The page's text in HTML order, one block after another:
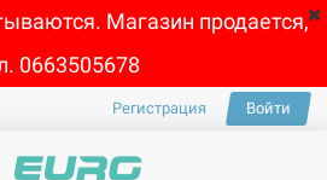
Магазин продается,
0663505678
Регистрация Войти